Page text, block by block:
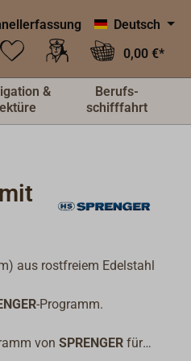
Deutsch
0,00 €*
&
Berufs-
schifffahrt
aus rostfreiem Edelstahl
-Programm.
von SPRENGER für